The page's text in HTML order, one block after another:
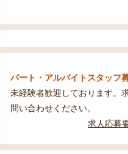
パート・アルバイトスタッフ
未経験者歓迎しております。
問い合わせください。
求人応募